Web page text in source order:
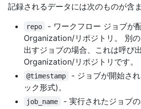
記録されるデータには次のものが含ま
repo
- ワークフロー ジョブが
Organization/リポジトリ。 別
出すジョブの場合、これは呼び
Organization/リポジトリです。
@timestamp
- ジョブが開始さ
ック形式)。
job_name - 実行されたジョブの